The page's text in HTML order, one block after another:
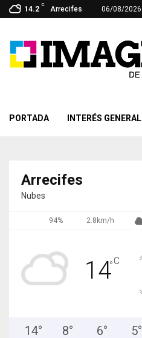
14.2
C
Arrecifes 06/08/2026
PORTADA INTERÉS GENERAL
Arrecifes
Nubes
94% 2.8km/h
14°C
14° 8° 6° 5°